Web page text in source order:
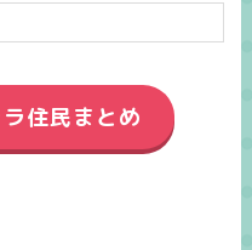
住民まとめ